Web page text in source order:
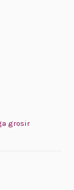
grosir